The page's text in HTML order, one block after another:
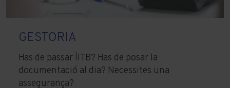
GESTORIA
Has de passar l´ITB? Has de posar la
documentació al dia? Necessites una
assegurança?